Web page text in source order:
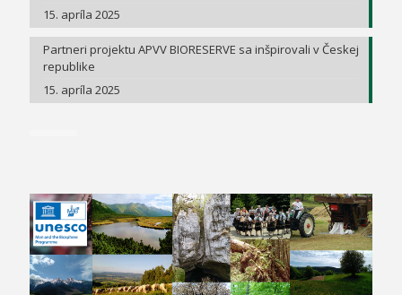
15. apríla 2025
Partneri projektu APVV BIORESERVE sa inšpirovali v Českej
republike
15. apríla 2025